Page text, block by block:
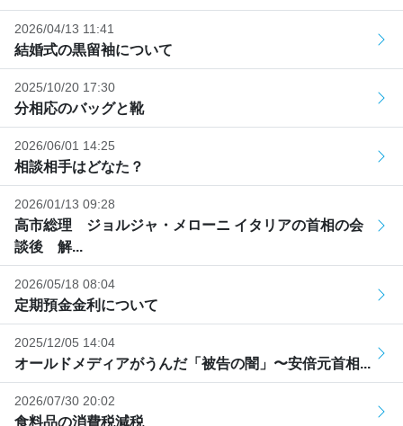
2026/04/13 11:41
結婚式の黒留袖について
2025/10/20 17:30
分相応のバッグと靴
2026/06/01 14:25
相談相手はどなた？
2026/01/13 09:28
高市総理 ジョルジャ・メローニ イタリアの首相の会
談後 解...
2026/05/18 08:04
定期預金金利について
2025/12/05 14:04
オールドメディアがうんだ「被告の闇」〜安倍元首相...
2026/07/30 20:02
食料品の消費税減税